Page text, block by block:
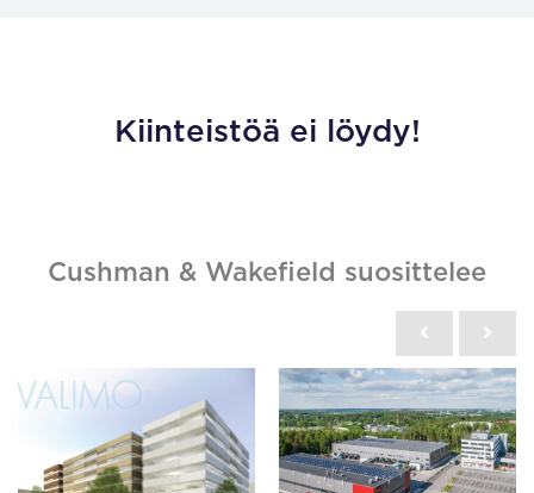
Kiinteistöä ei löydy!
Cushman & Wakefield suosittelee